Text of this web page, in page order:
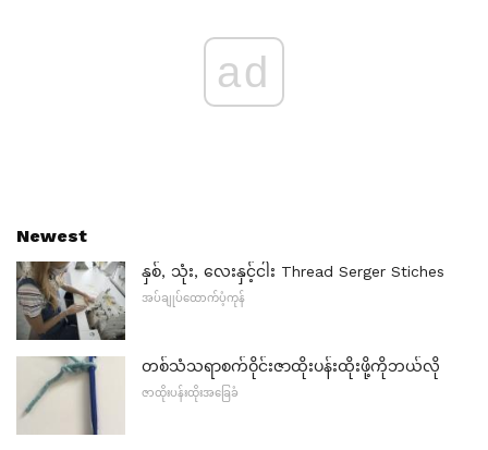
ad
Newest
နှစ်, သုံး, လေးနှင့်ငါး Thread Serger Stiches
အပ်ချုပ်ထောက်ပံ့ကုန်
တစ်သံသရာစက်ဝိုင်းဇာထိုးပန်းထိုးဖို့ကိုဘယ်လို
ဇာထိုးပန်းထိုးအခြေခံ